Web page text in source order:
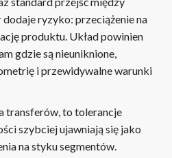
ryzyko: przeciążenie na
produktu. Układ powinien
gdzie są nieuniknione,
i przewidywalne warunki
transferów, to tolerancje
szybciej ujawniają się jako
na styku segmentów.